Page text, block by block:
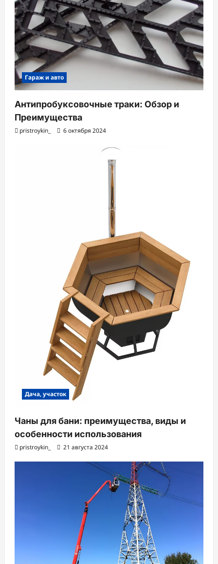
Гараж и авто
Антипробуксовочные траки: Обзор и
Преимущества
pristroykin_ 6 октября 2024
Дача, участок
Чаны для бани: преимущества, виды и
особенности использования
pristroykin_ 21 августа 2024